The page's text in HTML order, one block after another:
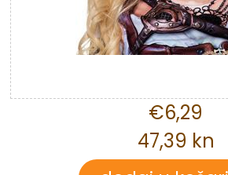
€6,29
47,39 kn